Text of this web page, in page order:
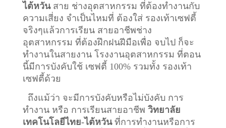
ไต้หวันสาย ช่างอุตสาหกรรม ที่ต้องทำงานกับ
ความเสี่ยง จำเป็นไหมที่ ต้องใส่ รองเท้าเซฟตี้
จริงๆแล้วการเรียน สายอาชีพช่าง
อุตสาหกรรม ที่ต้องฝึกฝนฝีมือเพื่อ จบไป ก็จะ
ทำงานในสายงาน โรงงานอุตสาหกรรม ที่ตอน
นี้มีการบังคับใช้ เซฟตี้ 100% รวมทั้ง รองเท้า
เซฟตี้ด้วย
ถึงแม้ว่า จะมีการบังคับหรือไม่บังคับ การ
ทำงาน หรือ การเรียนสายอาชีพ วิทยาลัย
เทคโนโลยีไทย-ไต้หวันที่การทำงานหรือการ